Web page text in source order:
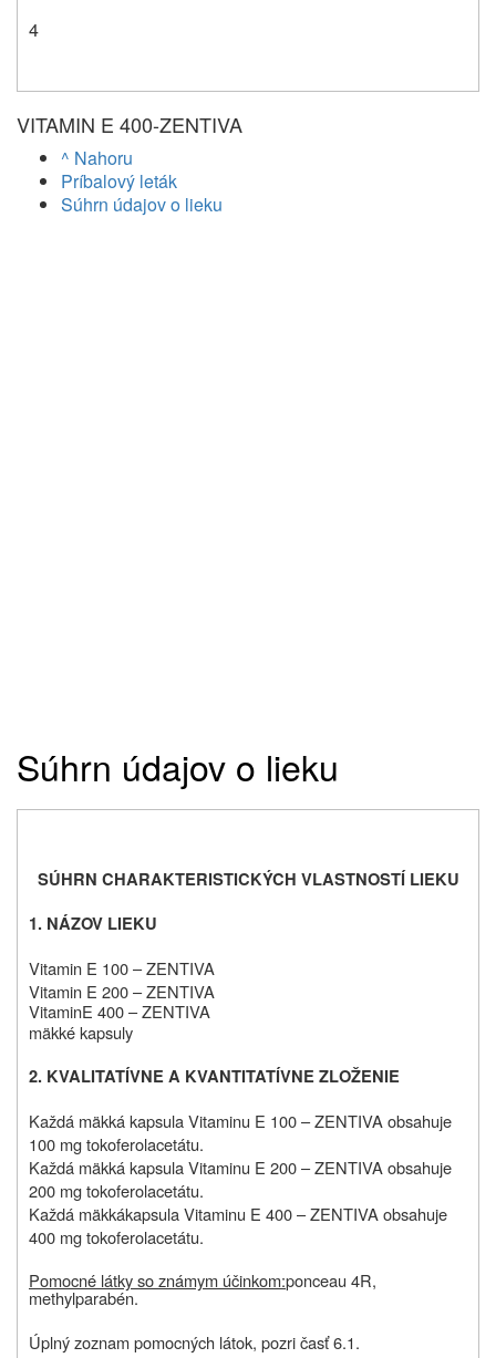
4
VITAMIN E 400-ZENTIVA
^ Nahoru
Príbalový leták
Súhrn údajov o lieku
Súhrn údajov o lieku
SÚHRN CHARAKTERISTICKÝCH VLASTNOSTÍ LIEKU
1. NÁZOV LIEKU
Vitamin E 100 – ZENTIVA
Vitamin E 200 – ZENTIVA
VitaminE 400 – ZENTIVA
mäkké kapsuly
2. KVALITATÍVNE A KVANTITATÍVNE ZLOŽENIE
Každá mäkká kapsula Vitaminu E 100 – ZENTIVA obsahuje
100 mg tokoferolacetátu.
Každá mäkká kapsula Vitaminu E 200 – ZENTIVA obsahuje
200 mg tokoferolacetátu.
Každá mäkkákapsula Vitaminu E 400 – ZENTIVA obsahuje
400 mg tokoferolacetátu.
Pomocné látky so známym účinkom:ponceau 4R,
methylparabén.
Úplný zoznam pomocných látok, pozri časť 6.1.